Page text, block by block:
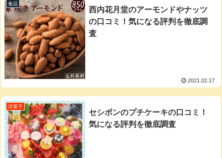
食品
西内花月堂のアーモンドやナッツ
の口コミ！気になる評判を徹底調
査
2021.02.17
洋菓子
セシボンのプチケーキの口コミ！
気になる評判を徹底調査